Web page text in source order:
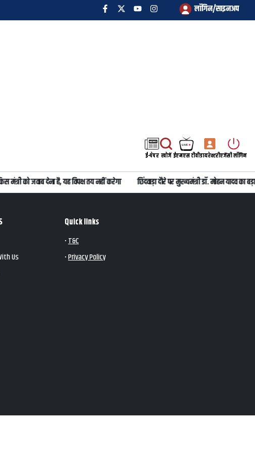
लॉगिन/साइनअप
ई-पेपर खोजें ईएमएस टीवीडायरेक्टरीएजेंसी लॉगिन
मंत्री को जवाब देना है, यह विपक्ष तय नहीं करेगा छिंदवाड़ा दौरे पर मुख्यमंत्री डॉ. मोहन यादव
Us
Quick links
•T&C
•Privacy Policy